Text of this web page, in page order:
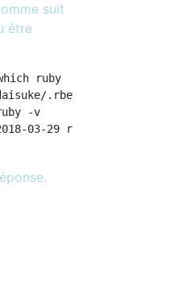
suit
être
ruby
.rbenv/shims/ruby
-v
03-29 revision 63029)